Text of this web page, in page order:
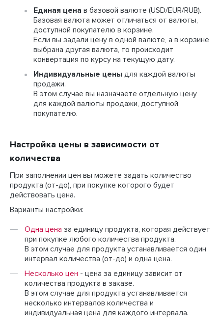
Единая цена в базовой валюте (USD/EUR/RUB).
Базовая валюта может отличаться от валюты,
доступной покупателю в корзине.
Если вы задали цену в одной валюте, а в корзине
выбрана другая валюта, то происходит
конвертация по курсу на текущую дату.
Индивидуальные цены для каждой валюты
продажи.
В этом случае вы назначаете отдельную цену
для каждой валюты продажи, доступной
покупателю.
Настройка цены в зависимости от
количества
При заполнении цен вы можете задать количество
продукта (от-до), при покупке которого будет
действовать цена.
Варианты настройки:
Одна цена за единицу продукта, которая действует
при покупке любого количества продукта.
В этом случае для продукта устанавливается один
интервал количества (от-до) и одна цена.
Несколько цен - цена за единицу зависит от
количества продукта в заказе.
В этом случае для продукта устанавливается
несколько интервалов количества и
индивидуальная цена для каждого интервала.